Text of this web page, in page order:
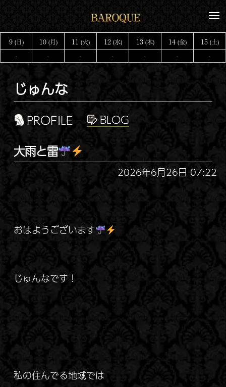
テ
ン
ツ
メ
ュ
ー
9 (日) 10 (月) 11 (火) 12 (水) 13 (木) 14 (金) 15 (土)
- - - - - - -
じゅんな
PROFILE
大雨と雷
2026年6月26日 07:22
おはようございます
じゅんなです！
私の住んでる地域では